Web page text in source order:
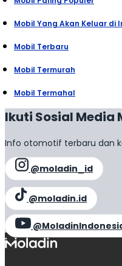
Mobil Yang Akan Keluar di
Mobil Terbaru
Mobil Termurah
Mobil Termahal
Ikuti Sosial Media
Info otomotif terbaru dan
@moladin_id
@moladin.id